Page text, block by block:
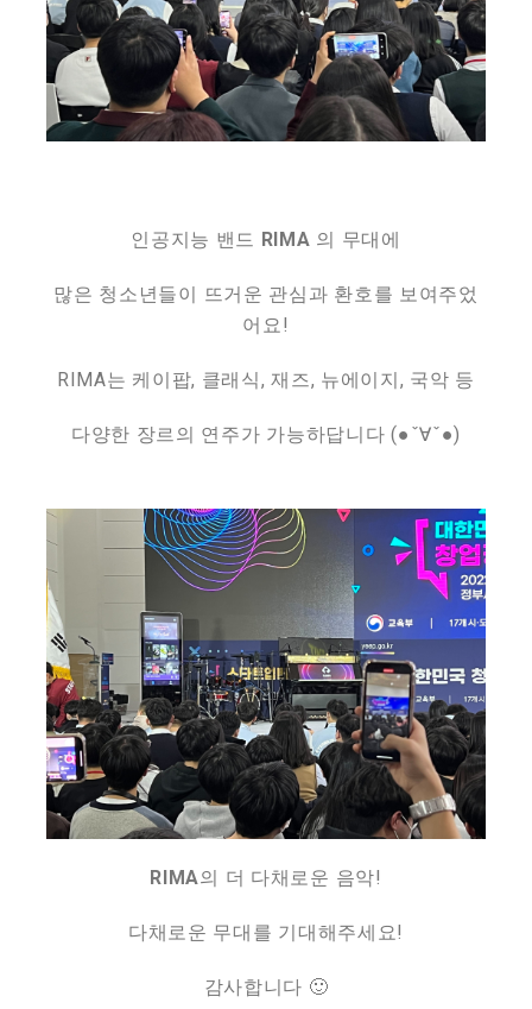
인공지능 밴드 RIMA 의 무대에
많은 청소년들이 뜨거운 관심과 환호를 보여주었
어요!
RIMA는 케이팝, 클래식, 재즈, 뉴에이지, 국악 등
다양한 장르의 연주가 가능하답니다 (●ˇ∀ˇ●)
RIMA의 더 다채로운 음악!
다채로운 무대를 기대해주세요!
감사합니다 🙂